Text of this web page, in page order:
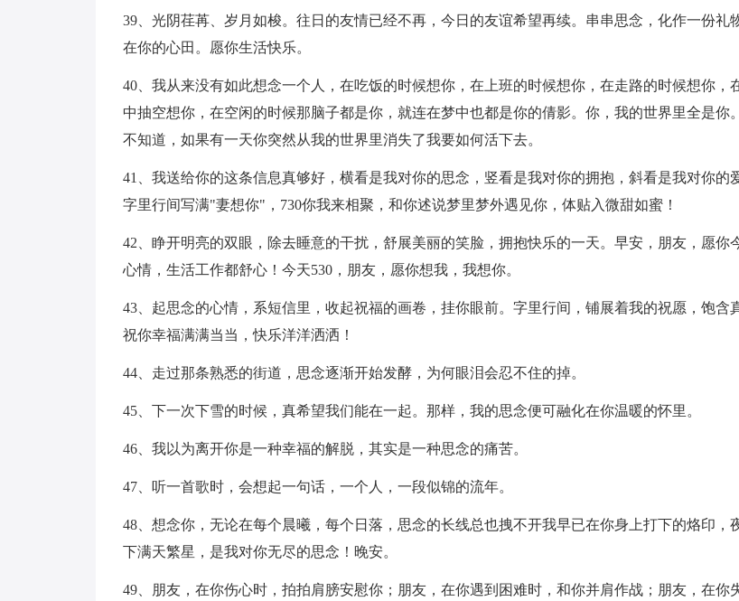
39、光阴荏苒、岁月如梭。往日的友情已经不再，今日的友谊希望再续。串串思念，化作一份礼
在你的心田。愿你生活快乐。
40、我从来没有如此想念一个人，在吃饭的时候想你，在上班的时候想你，在走路的时候想你，
中抽空想你，在空闲的时候那脑子都是你，就连在梦中也都是你的倩影。你，我的世界里全是你
不知道，如果有一天你突然从我的世界里消失了我要如何活下去。
41、我送给你的这条信息真够好，横看是我对你的思念，竖看是我对你的拥抱，斜看是我对你的
字里行间写满"妻想你"，730你我来相聚，和你述说梦里梦外遇见你，体贴入微甜如蜜！
42、睁开明亮的双眼，除去睡意的干扰，舒展美丽的笑脸，拥抱快乐的一天。早安，朋友，愿你
心情，生活工作都舒心！今天530，朋友，愿你想我，我想你。
43、起思念的心情，系短信里，收起祝福的画卷，挂你眼前。字里行间，铺展着我的祝愿，饱含
祝你幸福满满当当，快乐洋洋洒洒！
44、走过那条熟悉的街道，思念逐渐开始发酵，为何眼泪会忍不住的掉。
45、下一次下雪的时候，真希望我们能在一起。那样，我的思念便可融化在你温暖的怀里。
46、我以为离开你是一种幸福的解脱，其实是一种思念的痛苦。
47、听一首歌时，会想起一句话，一个人，一段似锦的流年。
48、想念你，无论在每个晨曦，每个日落，思念的长线总也拽不开我早已在你身上打下的烙印，
下满天繁星，是我对你无尽的思念！晚安。
49、朋友，在你伤心时，拍拍肩膀安慰你；朋友，在你遇到困难时，和你并肩作战；朋友，在你